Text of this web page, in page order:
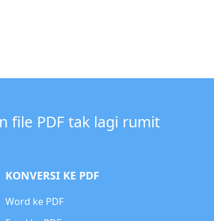
file PDF tak lagi rumit
KONVERSI KE PDF
Word ke PDF